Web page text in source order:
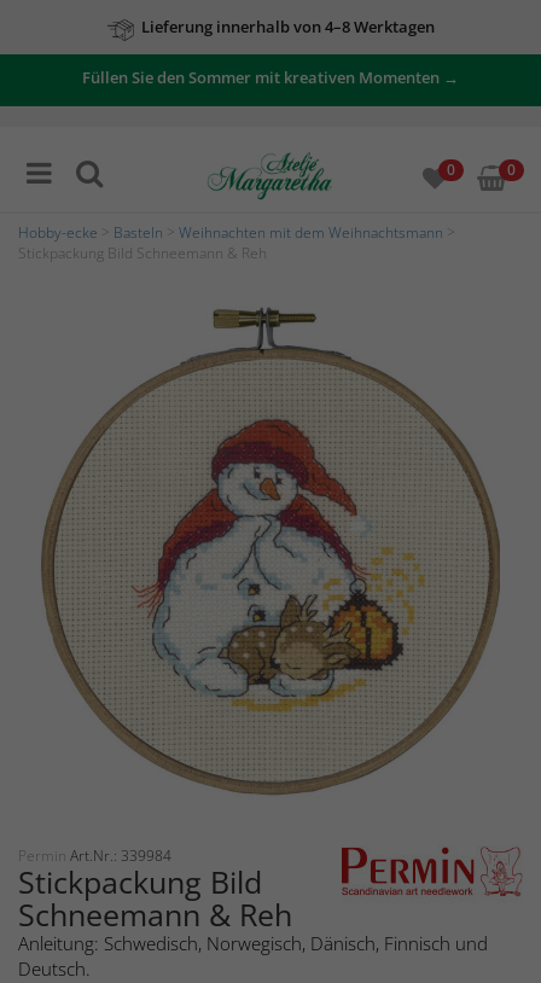
Lieferung innerhalb von 4–8 Werktagen
Füllen Sie den Sommer mit kreativen Momenten →
0 0
Hobby-ecke Basteln Weihnachten mit dem Weihnachtsmann
Stickpackung Bild Schneemann & Reh
Permin Art.Nr.: 339984
Stickpackung Bild
Schneemann & Reh
Anleitung: Schwedisch, Norwegisch, Dänisch, Finnisch und
Deutsch.